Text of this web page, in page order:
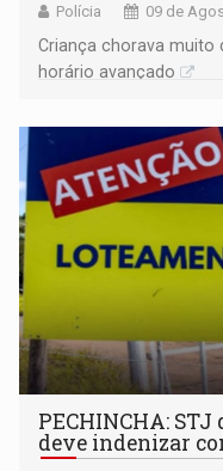
Polícia 09 de
Criança chorava
horário avançado
PECHINCHA:
deve indenizar